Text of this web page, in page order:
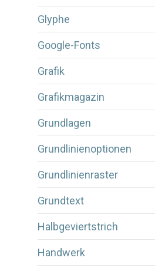
Glyphe
Google-Fonts
Grafik
Grafikmagazin
Grundlagen
Grundlinienoptionen
Grundlinienraster
Grundtext
Halbgeviertstrich
Handwerk